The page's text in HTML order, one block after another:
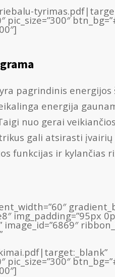
pagrindinis energijos
energija
nuo gerai
gali atsirasti įvairių
funkcijas ir kylančias
img_padding=”95px